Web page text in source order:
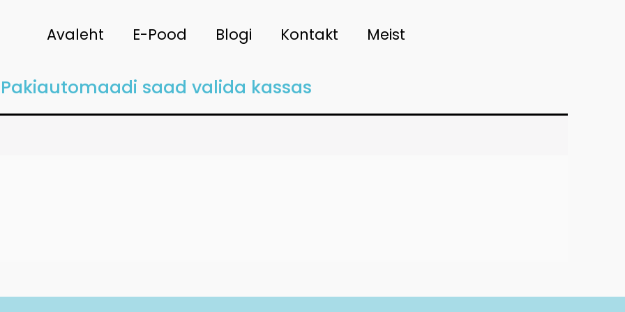
Avaleht E-Pood Blogi Kontakt Meist
Pakiautomaadi saad valida kassas